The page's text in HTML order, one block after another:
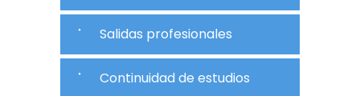
Salidas profesionales
Continuidad de estudios